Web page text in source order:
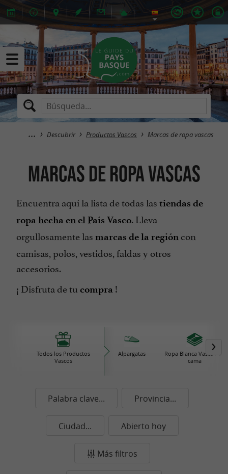
Descubrir Productos Vascos Marcas de ropa vascas
Marcas de ropa vascas
Encuentra aquí la lista de todas las tiendas de
ropa hecha en el País Vasco. Lleva
orgullosamente las marcas de la región con
camisas, polos, vestidos, faldas y otros
accesorios.
¡ Disfruta de tu compra !
Todos los Productos
Vascos
Alpargatas
Ropa Blanca Vasca / de
cama
Palabra clave... Provincia...
Ciudad... Abierto hoy
Más filtros